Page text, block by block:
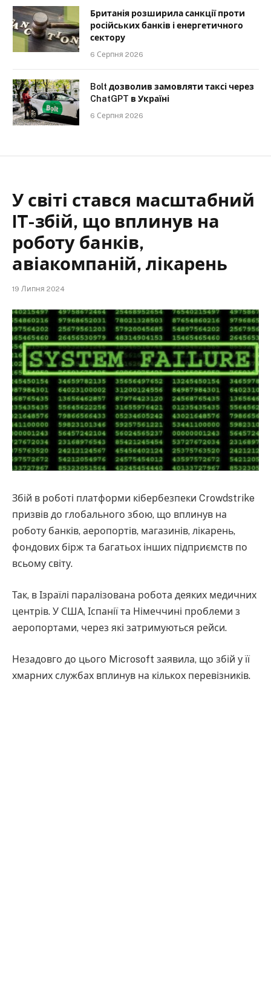
Британія розширила санкції проти
російських банків і енергетичного
сектору
6 Серпня 2026
Bolt дозволив замовляти таксі через
ChatGPT в Україні
6 Серпня 2026
У світі стався масштабний
IT-збій, що вплинув на
роботу банків,
авіакомпаній, лікарень
19 Липня 2024
Збій в роботі платформи кібербезпеки Crowdstrike
призвів до глобального збою, що вплинув на
роботу банків, аеропортів, магазинів, лікарень,
фондових бірж та багатьох інших підприємств по
всьому світу.
Так, в Ізраїлі паралізована робота деяких медичних
центрів. У США, Іспанії та Німеччині проблеми з
аеропортами, через які затримуються рейси.
Незадовго до цього Microsoft заявила, що збій у її
хмарних службах вплинув на кількох перевізників.